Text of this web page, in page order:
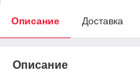
Описание Доставка
Описание